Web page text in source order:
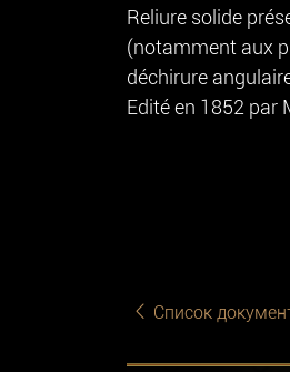
Reliure solide
(notamment aux
déchirure
Edité en 1852 par
Список